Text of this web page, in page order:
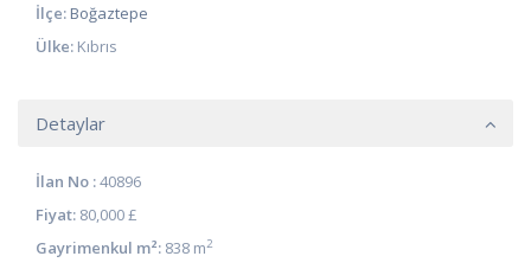
İlçe: Boğaztepe
Ülke: Kıbrıs
Detaylar
İlan No :40896
Fiyat: 80,000 £
Gayrimenkul m²: 838 m2